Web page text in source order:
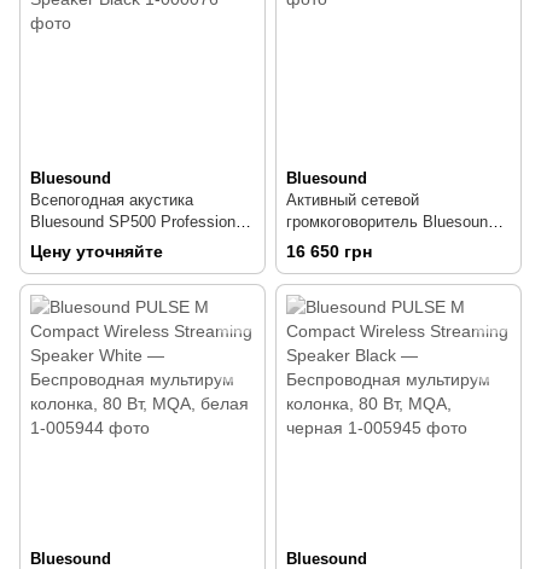
Bluesound
Всепогодная акустика
Bluesound SP500 Professional
5.25" PoE Speaker Black
Цену уточняйте
Bluesound
Активный сетевой
громкоговоритель Bluesound
30550
16 650 грн
Bluesound
Bluesound